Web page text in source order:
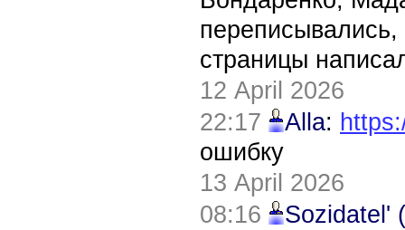
страницы
12 April 2026
22:17
Alla:
ошибку
13 April 2026
08:16
Sozidatel'